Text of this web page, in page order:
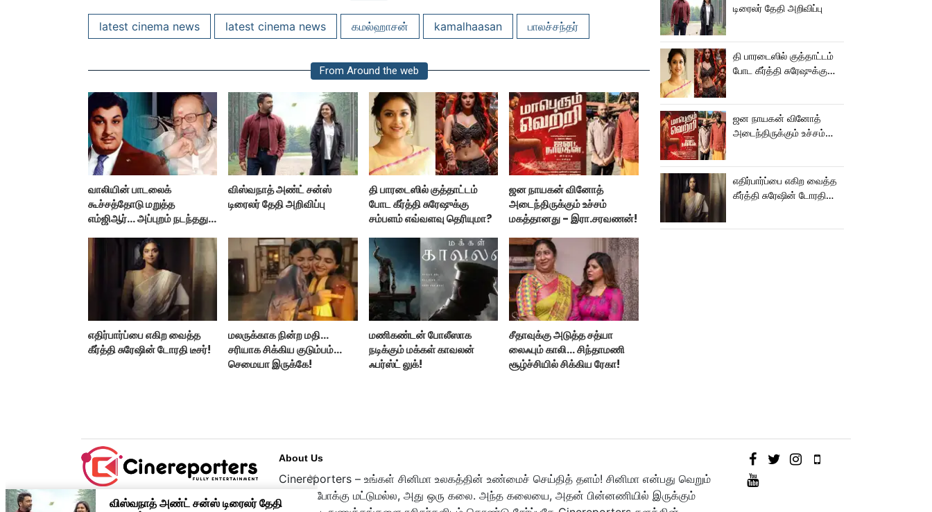
latest cinema news latest cinema news கமல்ஹாசன் kamalhaasan பாலச்சந்தர்
From Around the web
வாலியின் பாடலைக்
கூச்சத்தோடு மறுத்த
எம்ஜிஆர்... அப்புறம் நடந்தது
விஸ்வநாத் அண்ட் சன்ஸ்
டிரைலர் தேதி அறிவிப்பு
தி பாரடைஸில் குத்தாட்டம்
போட கீர்த்தி சுரேஷுக்கு
சம்பளம் எவ்வளவு தெரியுமா?
ஜன நாயகன் வினோத்
அடைந்திருக்கும் உச்சம்
மகத்தானது - இரா.சரவணன்!
எதிர்பார்ப்பை எகிற வைத்த
கீர்த்தி சுரேஷின் டோரதி டீசர்!
மலருக்காக நின்ற மதி…
சரியாக சிக்கிய குடும்பம்…
செமையா இருக்கே!
மணிகண்டன் போலீஸாக
நடிக்கும் மக்கள் காவலன்
ஃபர்ஸ்ட் லுக்!
சீதாவுக்கு அடுத்த சத்யா
லைஃபும் காலி… சிந்தாமணி
சூழ்ச்சியில் சிக்கிய ரேகா!
டிரைலர் தேதி அறிவிப்பு
தி பாரடைஸில் குத்தாட்டம்
போட கீர்த்தி சுரேஷுக்கு
ஜன நாயகன் வினோத்
அடைந்திருக்கும் உச்சம்
எதிர்பார்ப்பை எகிற வைத்த
கீர்த்தி சுரேஷின் டோரதி
About Us
Cinereporters – உங்கள் சினிமா உலகத்தின் உண்மைச் செய்தித் தளம்! சினிமா என்பது வெறும்
பொழுதுபோக்கு மட்டுமல்ல, அது ஒரு கலை. அந்த கலையை, அதன் பின்னணியில் இருக்கும்